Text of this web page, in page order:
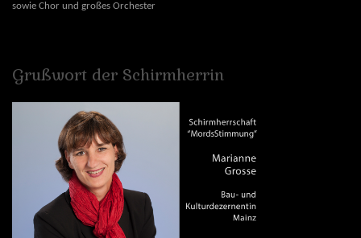
sowie Chor und großes Orchester
Grußwort der Schirmherrin